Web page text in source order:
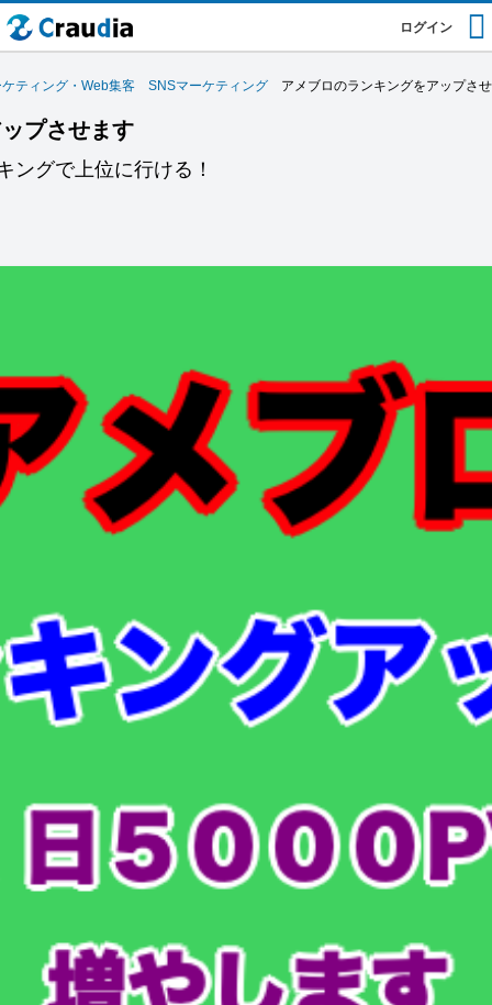
ログイン
ティング・Web集客 SNSマーケティング アメブロのランキングをアップさ
プさせます
ングで上位に行ける！